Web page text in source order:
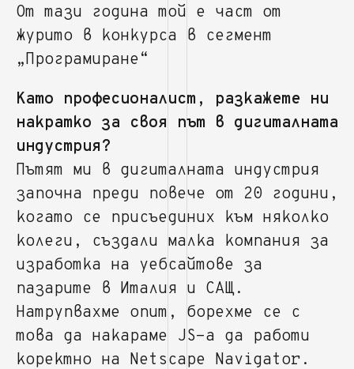
От тази година той е част от
журито в конкурса в сегмент
„Програмиране“
Като професионалист, разкажете ни
накратко за своя път в дигиталната
индустрия?
Пътят ми в дигиталната индустрия
започна преди повече от 20 години,
когато се присъединих към няколко
колеги, създали малка компания за
изработка на уебсайтове за
пазарите в Италия и САЩ.
Натрупвахме опит, борехме се с
това да накараме JS-а да работи
коректно на Netscape Navigator.